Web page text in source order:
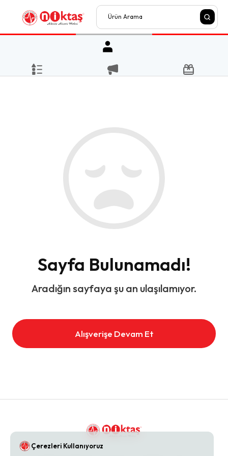
Sayfa Bulunamadı!
Aradığın sayfaya şu an ulaşılamıyor.
Alışverişe Devam Et
Çerezleri Kullanıyoruz